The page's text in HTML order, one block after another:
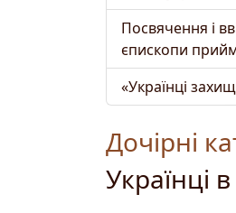
Посвячення і
єпископи
«Українці
Дочірні
Українці в